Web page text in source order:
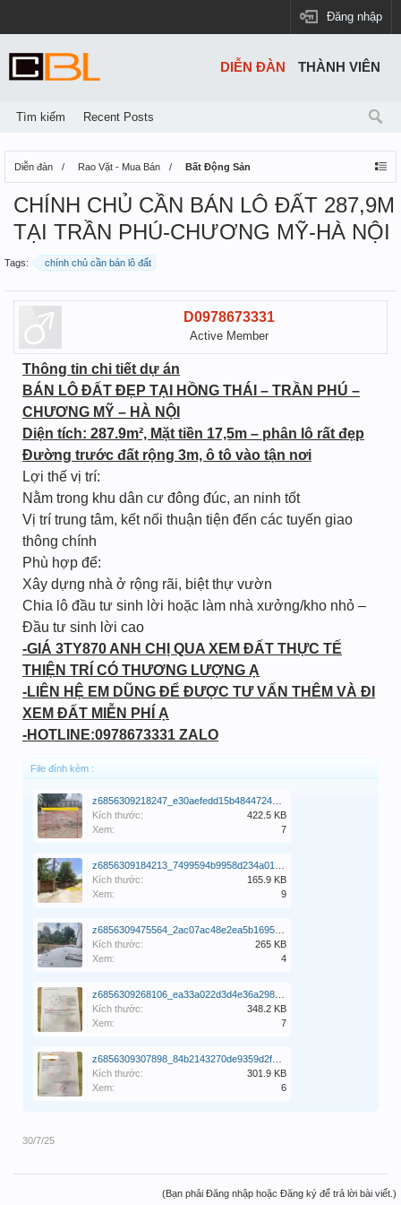
Đăng nhập
Diễn đàn Rao Vặt - Mua Bán Bất Động Sản
CHÍNH CHỦ CẦN BÁN LÔ ĐẤT 287,9M
TẠI TRẦN PHÚ-CHƯƠNG MỸ-HÀ NỘI
Tags: chính chủ cần bán lô đất
D0978673331
Active Member
Thông tin chi tiết dự án
BÁN LÔ ĐẤT ĐẸP TẠI HỒNG THÁI – TRẦN PHÚ –
CHƯƠNG MỸ – HÀ NỘI
Diện tích: 287.9m², Mặt tiền 17,5m – phân lô rất đẹp
Đường trước đất rộng 3m, ô tô vào tận nơi
Lợi thế vị trí:
Nằm trong khu dân cư đông đúc, an ninh tốt
Vị trí trung tâm, kết nối thuận tiện đến các tuyến giao
thông chính
Phù hợp để:
Xây dựng nhà ở rộng rãi, biệt thự vườn
Chia lô đầu tư sinh lời hoặc làm nhà xưởng/kho nhỏ –
Đầu tư sinh lời cao
-GIÁ 3TY870 ANH CHỊ QUA XEM ĐẤT THỰC TẾ
THIỆN TRÍ CÓ THƯƠNG LƯỢNG Ạ
-LIÊN HỆ EM DŨNG ĐỂ ĐƯỢC TƯ VẤN THÊM VÀ ĐI
XEM ĐẤT MIỄN PHÍ Ạ
-HOTLINE:0978673331 ZALO
File đính kèm :
Kích thước:
422.5 KB
Xem:
7
Kích thước:
165.9 KB
Xem:
9
Kích thước:
265 KB
Xem:
4
Kích thước:
348.2 KB
Xem:
7
Kích thước:
301.9 KB
Xem:
6
30/7/25
(Bạn phải Đăng nhập hoặc Đăng ký để trả lời bài viết.)
DIỄN ĐÀN
Tìm kiếm Recent Posts
THÀNH VIÊN